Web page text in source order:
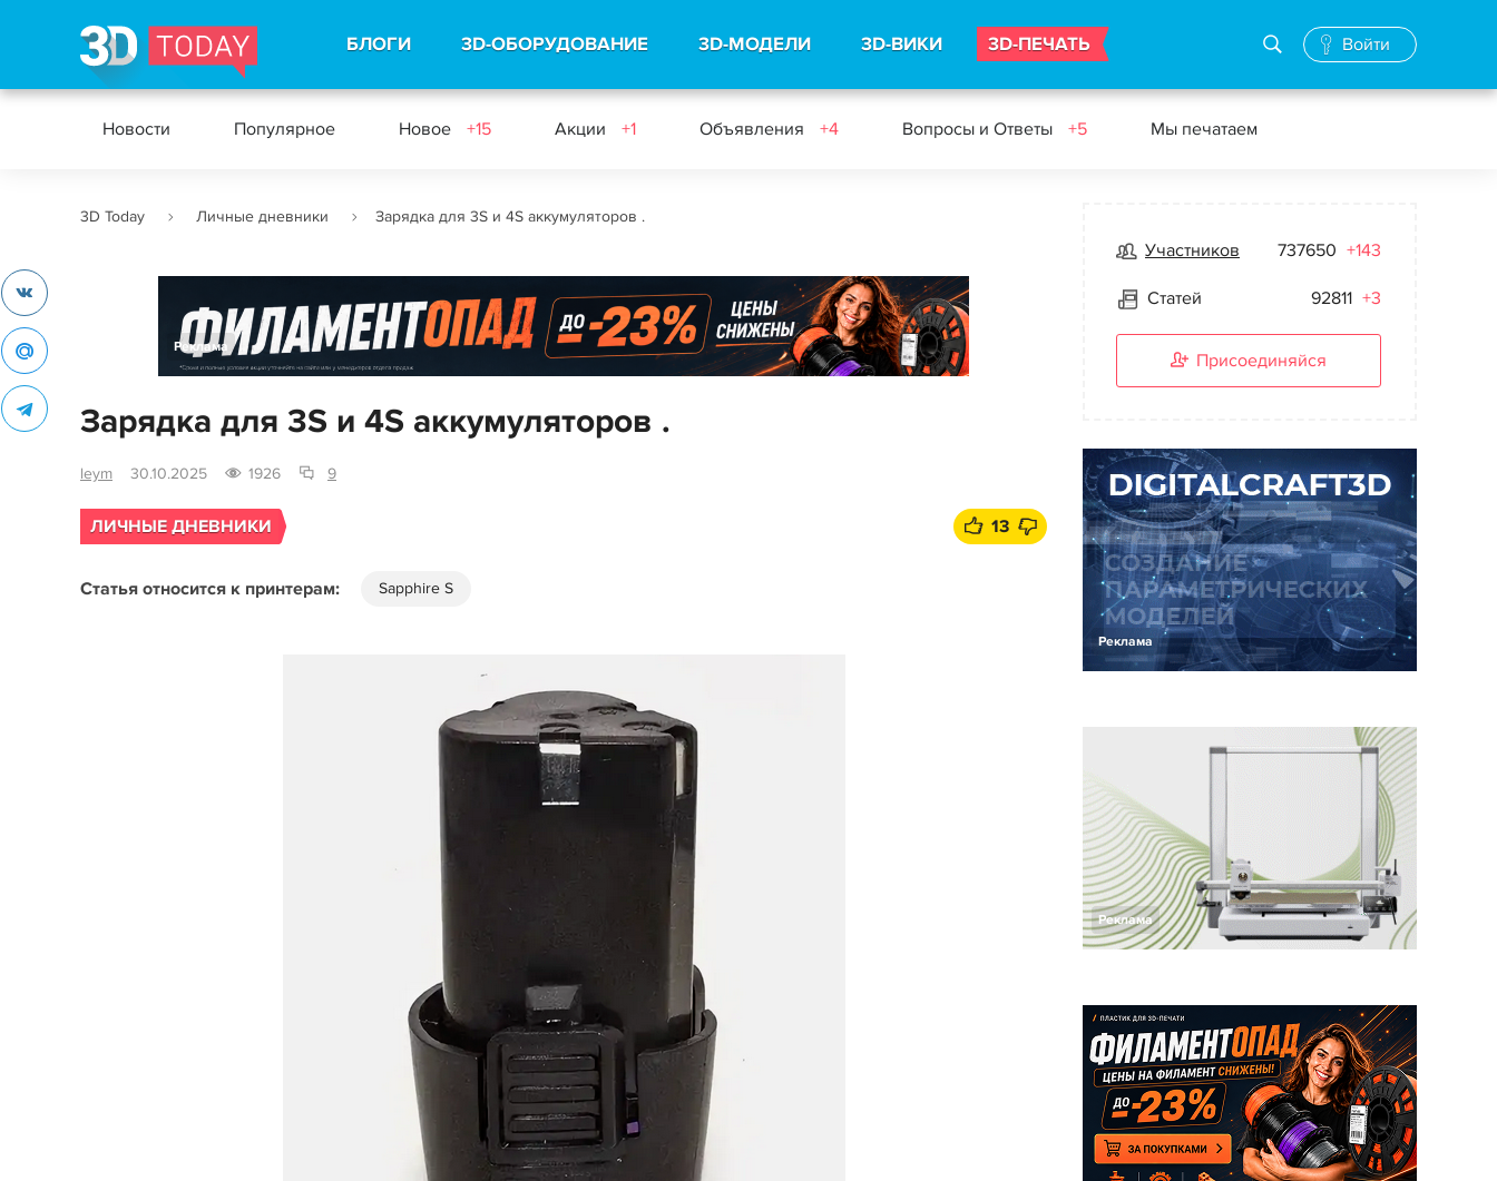
БЛОГИ 3D-ОБОРУДОВАНИЕ 3D-МОДЕЛИ 3D-ВИКИ 3D-ПЕЧАТЬ Войти
Новости Популярное Новое +15 Акции +1 Объявления +4 Вопросы и Ответы +5 Мы печатаем
3D Today Личные дневники Зарядка для 3S и 4S аккумуляторов .
Реклама
Зарядка для 3S и 4S аккумуляторов .
leym 30.10.2025 1926 9
ЛИЧНЫЕ ДНЕВНИКИ 13
Статья относится к принтерам: Sapphire S
Участников 737650 +143
Статей 92811 +3
Присоединяйся
Реклама
Реклама